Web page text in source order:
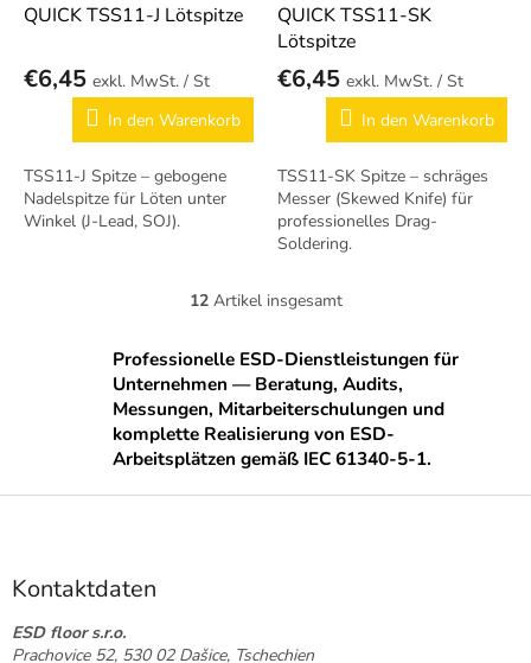
QUICK TSS11-J Lötspitze
€6,45
/ St
In den Warenkorb
TSS11-J Spitze – gebogene
Nadelspitze für Löten unter
Winkel (J-Lead, SOJ).
QUICK TSS11-SK
Lötspitze
€6,45
/ St
In den Warenkorb
TSS11-SK Spitze – schräges
Messer (Skewed Knife) für
professionelles Drag-
Soldering.
S
e
u
e
r
e
l
e
e
12Artikel insgesamt
Professionelle ESD-Dienstleistungen für
Unternehmen — Beratung, Audits,
Messungen, Mitarbeiterschulungen und
komplette Realisierung von ESD-
Arbeitsplätzen gemäß IEC 61340-5-1.
F
Kontaktdaten
ESD floor s.r.o.
Prachovice 52, 530 02 Dašice, Tschechien